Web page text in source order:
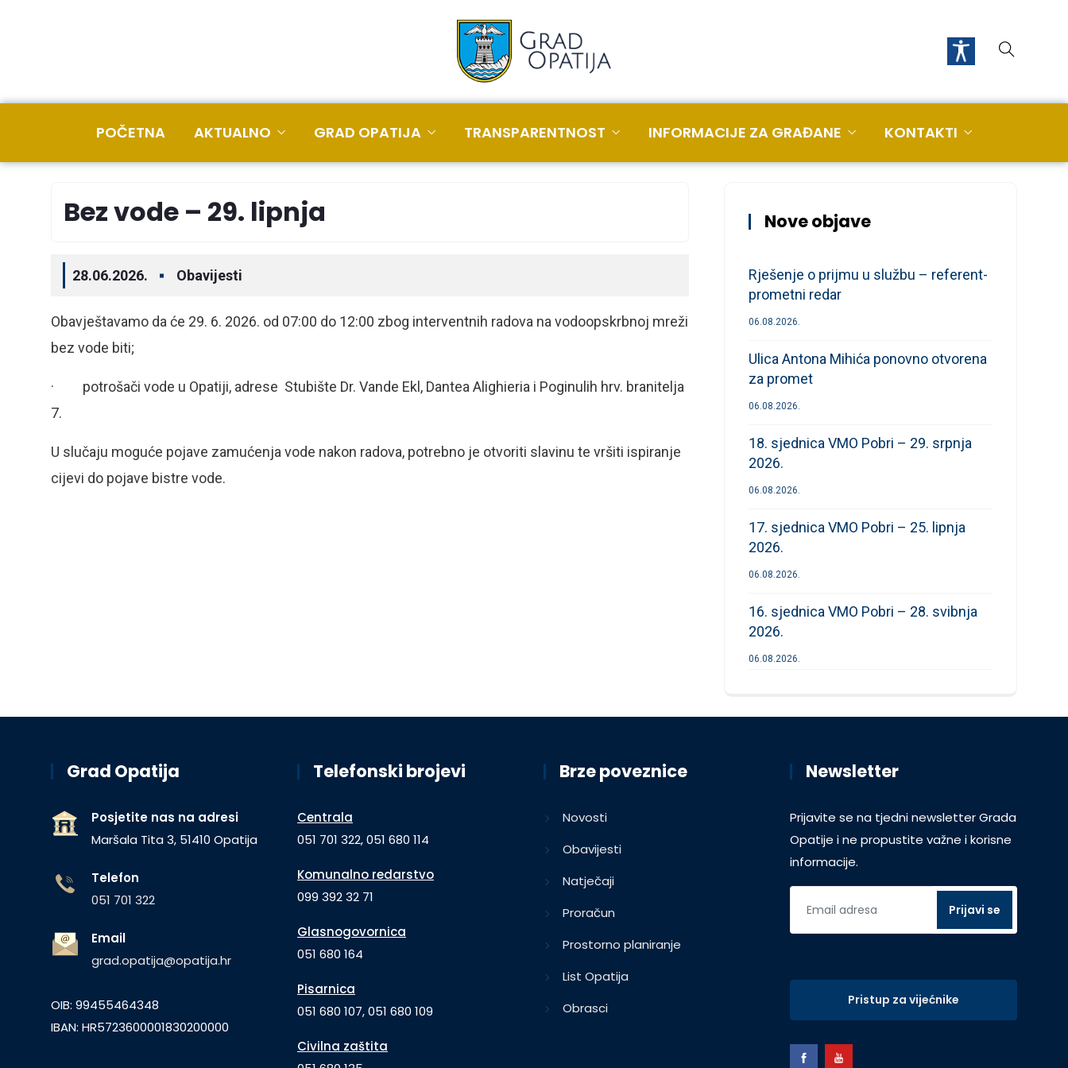
POČETNA AKTUALNO GRAD OPATIJA TRANSPARENTNOST INFORMACIJE ZA GRAĐANE KONTAKTI
Bez vode – 29. lipnja
28.06.2026. Obavijesti
Obavještavamo da će 29. 6. 2026. od 07:00 do 12:00 zbog interventnih radova na vodoopskrbnoj mreži
bez vode biti;
· potrošači vode u Opatiji, adrese Stubište Dr. Vande Ekl, Dantea Alighieria i Poginulih hrv. branitelja
7.
U slučaju moguće pojave zamućenja vode nakon radova, potrebno je otvoriti slavinu te vršiti ispiranje
cijevi do pojave bistre vode.
Nove objave
Rješenje o prijmu u službu – referent-
prometni redar
06.08.2026.
Ulica Antona Mihića ponovno otvorena
za promet
06.08.2026.
18. sjednica VMO Pobri – 29. srpnja
2026.
06.08.2026.
17. sjednica VMO Pobri – 25. lipnja
2026.
06.08.2026.
16. sjednica VMO Pobri – 28. svibnja
2026.
06.08.2026.
Grad Opatija
Posjetite nas na adresi
Maršala Tita 3, 51410 Opatija
Telefon
051 701 322
Email
grad.opatija@opatija.hr
OIB: 99455464348
IBAN: HR5723600001830200000
Telefonski brojevi
Centrala
051 701 322, 051 680 114
Komunalno redarstvo
099 392 32 71
Glasnogovornica
051 680 164
Pisarnica
051 680 107, 051 680 109
Civilna zaštita
Brze poveznice
Novosti
Obavijesti
Natječaji
Proračun
Prostorno planiranje
List Opatija
Obrasci
Newsletter
Prijavite se na tjedni newsletter Grada
Opatije i ne propustite važne i korisne
informacije.
Pristup za vijećnike